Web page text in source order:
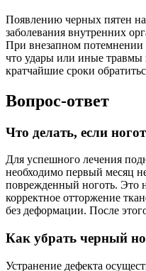
Появлению черных пятен
заболевания внутренних
При внезапном потемнении
что удары или иные
кратчайшие сроки
Вопрос-ответ
Что делать, если
Для успешного лечения
необходимо первый месяц
поврежденный ноготь. Это
корректное отторжение
без деформации. После
Как убрать черный
Устранение дефекта